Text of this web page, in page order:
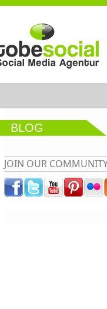
BLOG
JOIN OUR